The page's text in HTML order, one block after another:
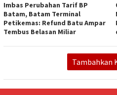
Imbas Perubahan Tarif BP
Batam, Batam Terminal
Petikemas: Refund Batu Ampar
Tembus Belasan Miliar
Tambahkan